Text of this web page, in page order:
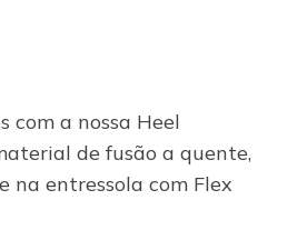
com a nossa Heel
de fusão a quente,
na entressola com Flex